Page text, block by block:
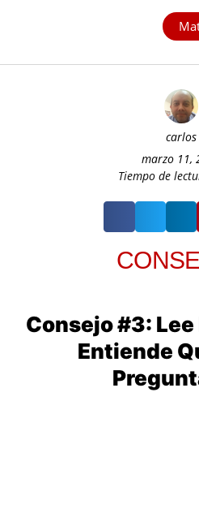
carlos
marzo 11,
Tiempo de
Consejo #3:
Entiende